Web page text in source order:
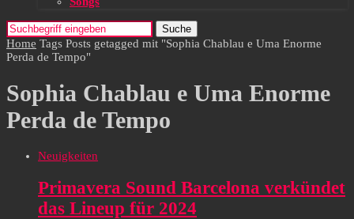
Suche
Home Tags Posts getagged mit "Sophia Chablau e Uma Enorme
Perda de Tempo"
Sophia Chablau e Uma Enorme
Perda de Tempo
Neuigkeiten
Primavera Sound Barcelona verkündet
das Lineup für 2024